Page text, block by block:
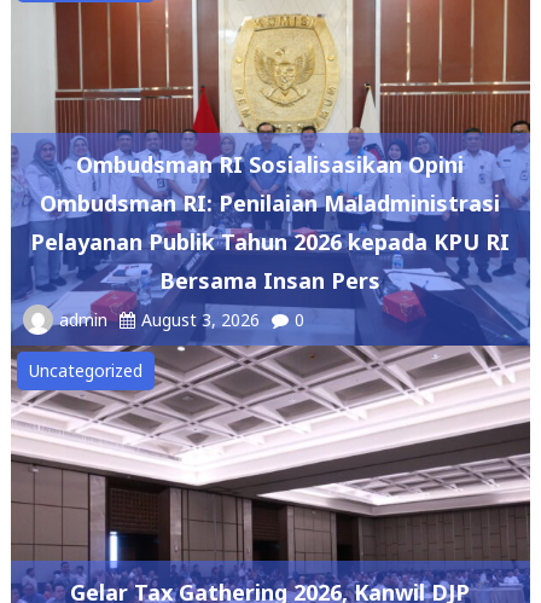
Ombudsman RI Sosialisasikan Opini
Ombudsman RI: Penilaian Maladministrasi
Pelayanan Publik Tahun 2026 kepada KPU RI
Bersama Insan Pers
admin August 3, 2026 0
Uncategorized
Gelar Tax Gathering 2026, Kanwil DJP